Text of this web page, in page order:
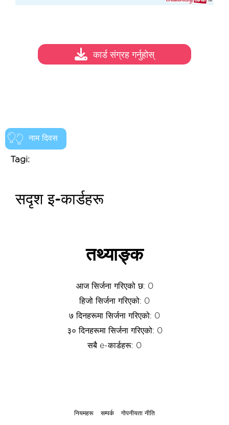
नाम दिवस
Tagi:
कार्ड संग्रह गर्नुहोस्
सदृश इ-कार्डहरू
तथ्याङ्क
आज सिर्जना गरिएको छ: 0
हिजो सिर्जना गरिएको: 0
७ दिनहरूमा सिर्जना गरिएको: 0
३० दिनहरूमा सिर्जना गरिएको: 0
सबै e-कार्डहरू: 0
नियमहरू सम्पर्क गोपनीयता नीति